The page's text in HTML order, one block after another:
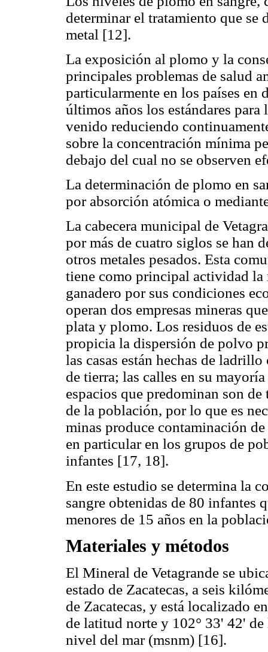
determinar el tratamiento que se
metal [12].
La exposición al plomo y la
principales problemas de salud
particularmente en los países
últimos años los estándares
venido reduciendo
sobre la concentración mínima
debajo del cual no se observen
La determinación de plomo en
por absorción atómica o
La cabecera municipal de
por más de cuatro siglos se han
otros metales pesados. Esta
tiene como principal actividad la
ganadero por sus condiciones
operan dos empresas mineras
plata y plomo. Los residuos de
propicia la dispersión de polvo
las casas están hechas de
de tierra; las calles en su
espacios que predominan son
de la población, por lo que es
minas produce contaminación
en particular en los grupos de
infantes [17, 18].
En este estudio se determina la
sangre obtenidas de 80 infantes
menores de 15 años en la
Materiales y métodos
El Mineral de Vetagrande se
estado de Zacatecas, a seis
de Zacatecas, y está localizado
de latitud norte y 102° 33' 42'
nivel del mar (msnm) [16].